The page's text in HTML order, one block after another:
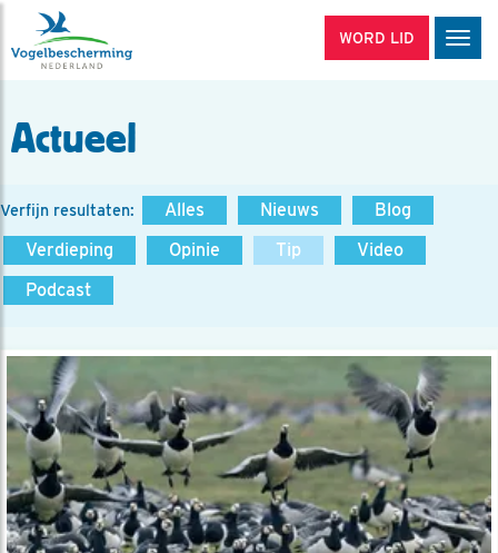
WORD LID
Actueel
Verfijn resultaten: Alles Nieuws
Blog
Verdieping
Opinie Tip
Video
Podcast